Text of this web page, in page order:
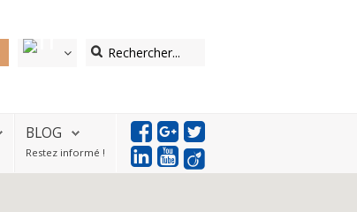
BLOG
Restez informé !